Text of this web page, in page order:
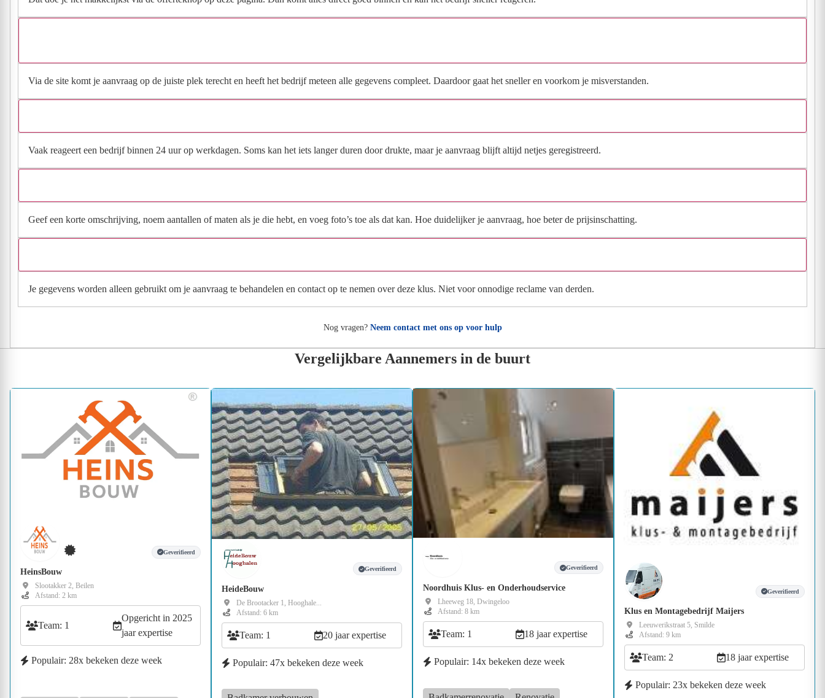
Via de site komt je aanvraag op de juiste plek terecht en heeft het bedrijf meteen alle gegevens compleet. Daardoor gaat het sneller en voorkom je misverstanden.
Vaak reageert een bedrijf binnen 24 uur op werkdagen. Soms kan het iets langer duren door drukte, maar je aanvraag blijft altijd netjes geregistreerd.
Geef een korte omschrijving, noem aantallen of maten als je die hebt, en voeg foto’s toe als dat kan. Hoe duidelijker je aanvraag, hoe beter de prijsinschatting.
Je gegevens worden alleen gebruikt om je aanvraag te behandelen en contact op te nemen over deze klus. Niet voor onnodige reclame van derden.
Nog vragen? Neem contact met ons op voor hulp
Vergelijkbare Aannemers in de buurt
Geverifieerd
HeinsBouw
Slootakker 2, Beilen
Afstand: 2 km
Team: 1
Opgericht in 2025
jaar expertise
Populair: 28x bekeken deze week
Geverifieerd
HeideBouw
De Brootacker 1, Hooghale...
Afstand: 6 km
Team: 1 20 jaar expertise
Populair: 47x bekeken deze week
Geverifieerd
Noordhuis Klus- en Onderhoudservice
Lheeweg 18, Dwingeloo
Afstand: 8 km
Team: 1 18 jaar expertise
Populair: 14x bekeken deze week
Geverifieerd
Klus en Montagebedrijf Maijers
Leeuwerikstraat 5, Smilde
Afstand: 9 km
Team: 2 18 jaar expertise
Populair: 23x bekeken deze week